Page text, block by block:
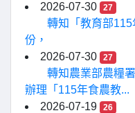
2026-07-30
27
轉知「教育部
份，
2026-07-30
27
轉知農業部農糧
辦理「115年食農教...
2026-07-19
26